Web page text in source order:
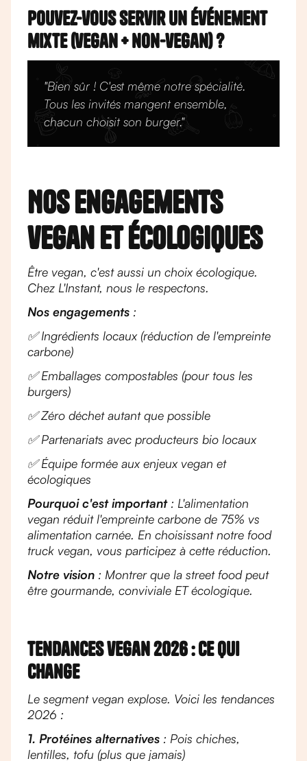
Pouvez-vous servir un événement
mixte (vegan + non-vegan) ?
"Bien sûr ! C'est même notre spécialité.
Tous les invités mangent ensemble,
chacun choisit son burger."
Nos engagements
vegan et écologiques
Être vegan, c'est aussi un choix écologique.
Chez L'Instant, nous le respectons.
Nos engagements :
✅ Ingrédients locaux (réduction de l'empreinte
carbone)
✅ Emballages compostables (pour tous les
burgers)
✅ Zéro déchet autant que possible
✅ Partenariats avec producteurs bio locaux
✅ Équipe formée aux enjeux vegan et
écologiques
Pourquoi c'est important: L'alimentation
vegan réduit l'empreinte carbone de 75% vs
alimentation carnée. En choisissant notre food
truck vegan, vous participez à cette réduction.
Notre vision : Montrer que la street food peut
être gourmande, conviviale ET écologique.
Tendances vegan 2026 : ce qui
change
Le segment vegan explose. Voici les tendances
2026 :
1. Protéines alternatives : Pois chiches,
lentilles, tofu (plus que jamais)